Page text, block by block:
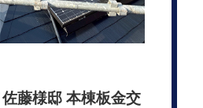
藤様邸 本棟板金交